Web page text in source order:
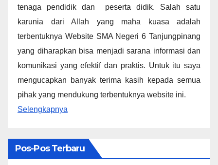
tenaga pendidik dan peserta didik. Salah satu
karunia dari Allah yang maha kuasa adalah
terbentuknya Website SMA Negeri 6 Tanjungpinang
yang diharapkan bisa menjadi sarana informasi dan
komunikasi yang efektif dan praktis. Untuk itu saya
mengucapkan banyak terima kasih kepada semua
pihak yang mendukung terbentuknya website ini.
Selengkapnya
Pos-Pos Terbaru